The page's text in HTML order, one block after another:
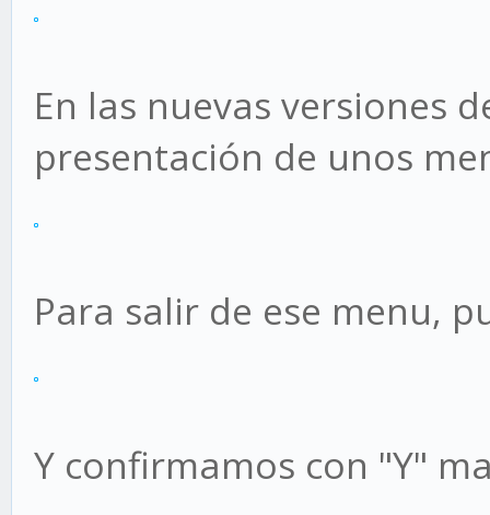
En las nuevas versiones
presentación de unos
Para salir de ese menu,
Y confirmamos con "Y"